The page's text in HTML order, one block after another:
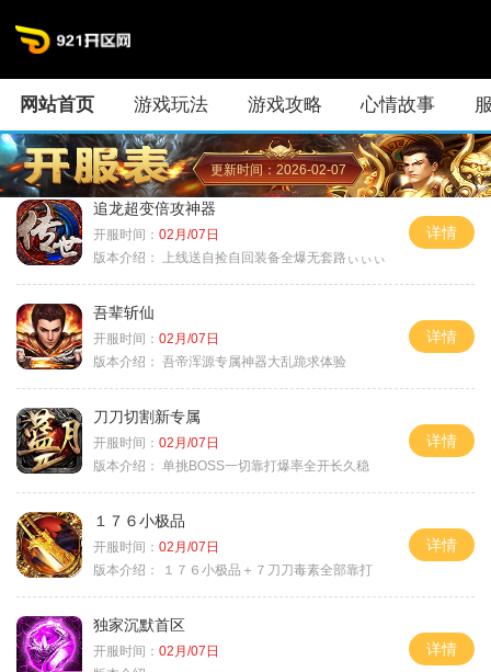
网站首页 游戏玩法 游戏攻略 心情故事
更新时间：2026-02-07
追龙超变倍攻神器
开服时间： 02月/07日
版本介绍：
上线送自捡自回装备全爆无套路ぃぃぃ
详情
吾辈斩仙
开服时间： 02月/07日
版本介绍： 吾帝浑源专属神器大乱跪求体验
详情
刀刀切割新专属
开服时间： 02月/07日
版本介绍： 单挑BOSS一切靠打爆率全开长久稳
详情
１７６小极品
开服时间： 02月/07日
版本介绍：
１７６小极品＋７刀刀毒素全部靠打
详情
独家沉默首区
开服时间： 02月/07日
详情